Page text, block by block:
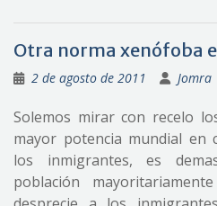
Otra norma xenófoba
2 de agosto de 2011 Jomra
Solemos mirar con recelo
mayor potencia mundial en
los inmigrantes, es
población